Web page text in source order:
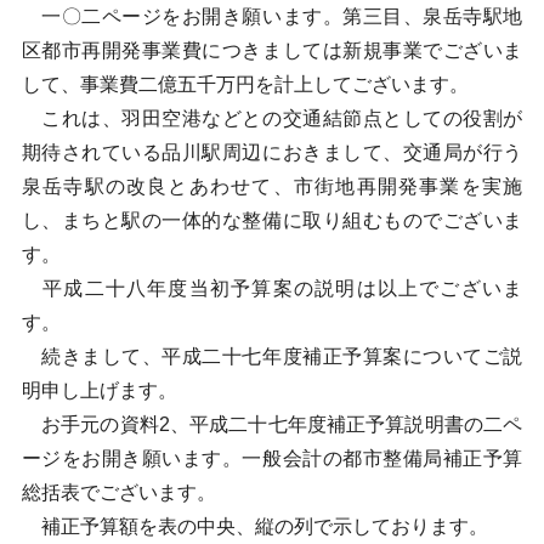
一〇二ページをお開き願います。第三目、泉岳寺駅地
区都市再開発事業費につきましては新規事業でございま
して、事業費二億五千万円を計上してございます。
これは、羽田空港などとの交通結節点としての役割が
期待されている品川駅周辺におきまして、交通局が行う
泉岳寺駅の改良とあわせて、市街地再開発事業を実施
し、まちと駅の一体的な整備に取り組むものでございま
す。
平成二十八年度当初予算案の説明は以上でございま
す。
続きまして、平成二十七年度補正予算案についてご説
明申し上げます。
お手元の資料2、平成二十七年度補正予算説明書の二ペ
ージをお開き願います。一般会計の都市整備局補正予算
総括表でございます。
補正予算額を表の中央、縦の列で示しております。